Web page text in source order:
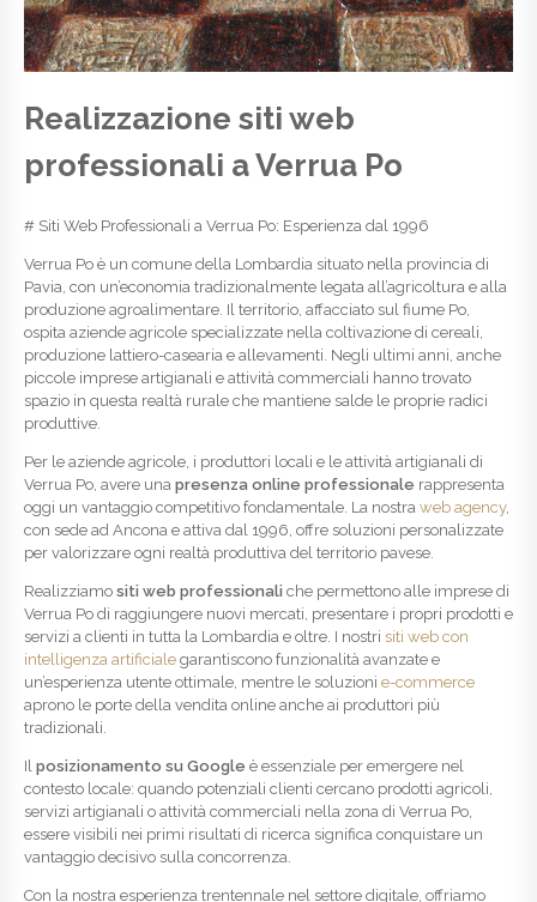
Realizzazione siti web
professionali a Verrua Po
# Siti Web Professionali a Verrua Po: Esperienza dal 1996
Verrua Po è un comune della Lombardia situato nella provincia di
Pavia, con un’economia tradizionalmente legata all’agricoltura e alla
produzione agroalimentare. Il territorio, affacciato sul fiume Po,
ospita aziende agricole specializzate nella coltivazione di cereali,
produzione lattiero-casearia e allevamenti. Negli ultimi anni, anche
piccole imprese artigianali e attività commerciali hanno trovato
spazio in questa realtà rurale che mantiene salde le proprie radici
produttive.
Per le aziende agricole, i produttori locali e le attività artigianali di
Verrua Po, avere una presenza online professionale rappresenta
oggi un vantaggio competitivo fondamentale. La nostra web agency,
con sede ad Ancona e attiva dal 1996, offre soluzioni personalizzate
per valorizzare ogni realtà produttiva del territorio pavese.
Realizziamo siti web professionali che permettono alle imprese di
Verrua Po di raggiungere nuovi mercati, presentare i propri prodotti e
servizi a clienti in tutta la Lombardia e oltre. I nostri siti web con
intelligenza artificiale garantiscono funzionalità avanzate e
un’esperienza utente ottimale, mentre le soluzioni e-commerce
aprono le porte della vendita online anche ai produttori più
tradizionali.
Il posizionamento su Google è essenziale per emergere nel
contesto locale: quando potenziali clienti cercano prodotti agricoli,
servizi artigianali o attività commerciali nella zona di Verrua Po,
essere visibili nei primi risultati di ricerca significa conquistare un
vantaggio decisivo sulla concorrenza.
Con la nostra esperienza trentennale nel settore digitale, offriamo